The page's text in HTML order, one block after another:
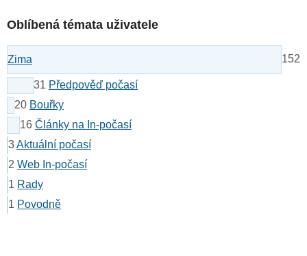
Oblíbená témata uživatele
Zima 152
31 Předpověď počasí
20 Bouřky
16 Články na In-počasí
3Aktuální počasí
2 Web In-počasí
1 Rady
1 Povodně